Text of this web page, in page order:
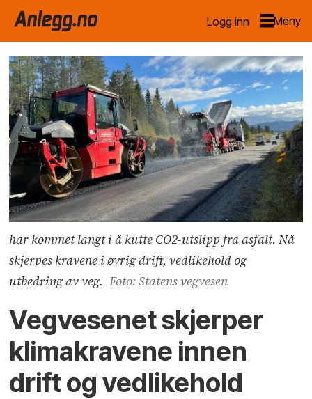
Logg inn
har kommet langt i å kutte CO2-utslipp fra asfalt. Nå
skjerpes kravene i øvrig drift, vedlikehold og
utbedring av veg. Foto: Statens vegvesen
Vegvesenet skjerper
klimakravene innen
drift og vedlikehold